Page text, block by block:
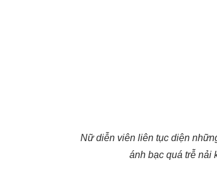
Nữ diễn viên liên tục diện
ánh bạc quá trễ nải